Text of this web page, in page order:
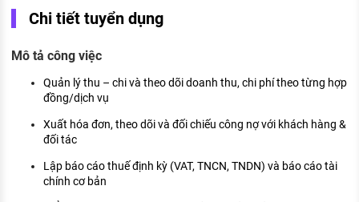
Nhà tuyển dụng hàng đầu
Hồ sơ biểu mẫu
Chính sách lao động
KHÁM PHÁ NGHỀ NGHIỆP
Tử vi nghề nghiệp
Kỹ năng nghề nghiệp
HƯỚNG NGHIỆP VIỆC LÀM
Chi tiết tuyển dụng
Mô tả công việc
Quản lý thu – chi và theo dõi doanh thu, chi phí theo từng hợp
đồng/dịch vụ
Xuất hóa đơn, theo dõi và đối chiếu công nợ với khách hàng &
đối tác
Lập báo cáo thuế định kỳ (VAT, TNCN, TNDN) và báo cáo tài
chính cơ bản